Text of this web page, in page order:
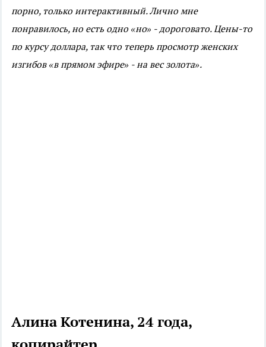
порно, только интерактивный. Лично мне
понравилось, но есть одно «но» - дороговато. Цены-то
по курсу доллара, так что теперь просмотр женских
изгибов «в прямом эфире» - на вес золота».
Алина Котенина, 24 года,